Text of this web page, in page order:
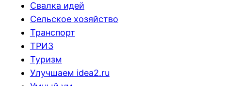
Свалка идей
Сельское хозяйство
Транспорт
ТРИЗ
Туризм
Улучшаем idea2.ru